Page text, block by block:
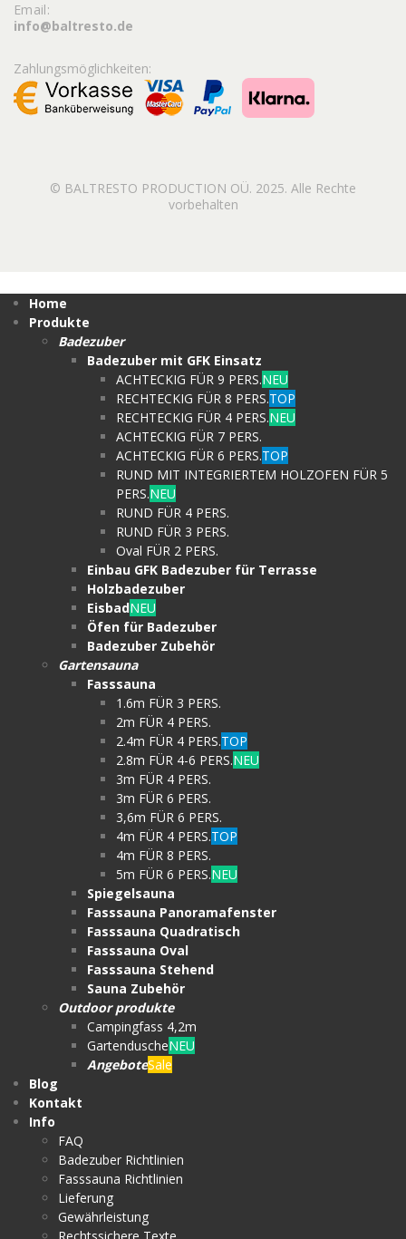
Email:
info@baltresto.de
Zahlungsmöglichkeiten:
© BALTRESTO PRODUCTION OÜ. 2025. Alle Rechte
vorbehalten
Home
Produkte
Badezuber
Badezuber mit GFK Einsatz
ACHTECKIG FÜR 9 PERS.NEU
RECHTECKIG FÜR 8 PERS.TOP
RECHTECKIG FÜR 4 PERS.NEU
ACHTECKIG FÜR 7 PERS.
ACHTECKIG FÜR 6 PERS.TOP
RUND MIT INTEGRIERTEM HOLZOFEN FÜR 5
PERS.NEU
RUND FÜR 4 PERS.
RUND FÜR 3 PERS.
Oval FÜR 2 PERS.
Einbau GFK Badezuber für Terrasse
Holzbadezuber
EisbadNEU
Öfen für Badezuber
Badezuber Zubehör
Gartensauna
Fasssauna
1.6m FÜR 3 PERS.
2m FÜR 4 PERS.
2.4m FÜR 4 PERS.TOP
2.8m FÜR 4-6 PERS.NEU
3m FÜR 4 PERS.
3m FÜR 6 PERS.
3,6m FÜR 6 PERS.
4m FÜR 4 PERS.TOP
4m FÜR 8 PERS.
5m FÜR 6 PERS.NEU
Spiegelsauna
Fasssauna Panoramafenster
Fasssauna Quadratisch
Fasssauna Oval
Fasssauna Stehend
Sauna Zubehör
Outdoor produkte
Campingfass 4,2m
GartenduscheNEU
AngeboteSale
Blog
Kontakt
Info
FAQ
Badezuber Richtlinien
Fasssauna Richtlinien
Lieferung
Gewährleistung